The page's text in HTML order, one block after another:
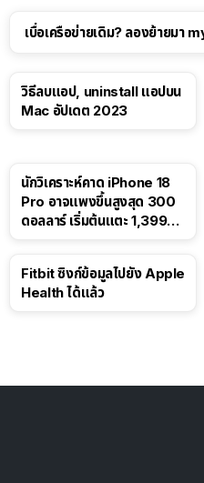
เบื่อเครือข่ายเดิม? ลองย้ายมา
วิธีลบแอป, uninstall แอปบน
Mac อัปเดต 2023
นักวิเคราะห์คาด iPhone 18
Pro อาจแพงขึ้นสูงสุด 300
ดอลลาร์ เริ่มต้นแตะ 1,399
Fitbit ซิงก์ข้อมูลไปยัง Apple
Health ได้แล้ว